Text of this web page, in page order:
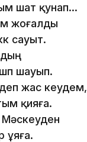
шат қунап...
жоғалды
сауыт.
шауып.
жас кеудем,
қияға.
ұяға.